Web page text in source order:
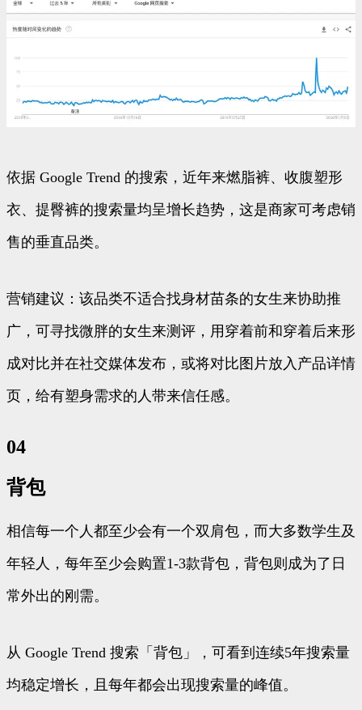
依据 Google Trend 的搜索，近年来燃脂裤、收腹塑形
衣、提臀裤的搜索量均呈增长趋势，这是商家可考虑销
售的垂直品类。
营销建议：该品类不适合找身材苗条的女生来协助推
广，可寻找微胖的女生来测评，用穿着前和穿着后来形
成对比并在社交媒体发布，或将对比图片放入产品详情
页，给有塑身需求的人带来信任感。
04
背包
相信每一个人都至少会有一个双肩包，而大多数学生及
年轻人，每年至少会购置1-3款背包，背包则成为了日
常外出的刚需。
从 Google Trend 搜索「背包」，可看到连续5年搜索量
均稳定增长，且每年都会出现搜索量的峰值。